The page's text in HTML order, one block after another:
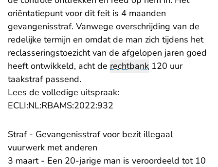
oriëntatiepunt voor dit feit is 4 maanden
gevangenisstraf. Vanwege overschrijding van de
redelijke termijn en omdat de man zich tijdens het
reclasseringstoezicht van de afgelopen jaren goed
heeft ontwikkeld, acht de rechtbank 120 uur
taakstraf passend.
Lees de volledige uitspraak:
ECLI:NL:RBAMS:2022:932
Straf - Gevangenisstraf voor bezit illegaal
vuurwerk met anderen
3 maart - Een 20-jarige man is veroordeeld tot 10